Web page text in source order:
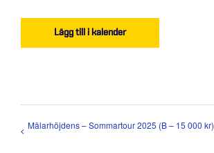
Lägg till i kalender
Mälarhöjdens – Sommartour 2025 (B – 15 000 kr)